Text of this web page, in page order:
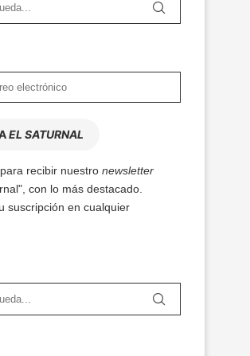
EL SATURNAL
recibir nuestro newsletter
con lo más destacado.
suscripción en cualquier